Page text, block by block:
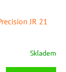
JR 21
Skladem